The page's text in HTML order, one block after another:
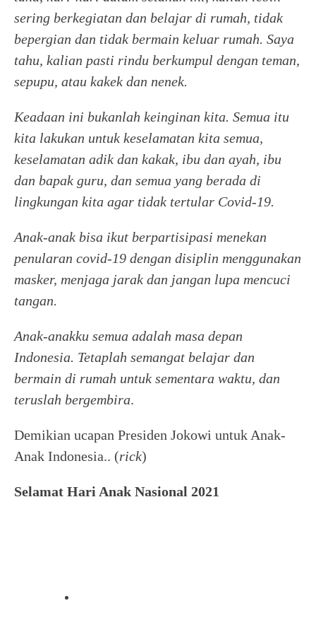
sering berkegiatan dan belajar di rumah, tidak
bepergian dan tidak bermain keluar rumah. Saya
tahu, kalian pasti rindu berkumpul dengan teman,
sepupu, atau kakek dan nenek.
Keadaan ini bukanlah keinginan kita. Semua itu
kita lakukan untuk keselamatan kita semua,
keselamatan adik dan kakak, ibu dan ayah, ibu
dan bapak guru, dan semua yang berada di
lingkungan kita agar tidak tertular Covid-19.
Anak-anak bisa ikut berpartisipasi menekan
penularan covid-19 dengan disiplin menggunakan
masker, menjaga jarak dan jangan lupa mencuci
tangan.
Anak-anakku semua adalah masa depan
Indonesia. Tetaplah semangat belajar dan
bermain di rumah untuk sementara waktu, dan
teruslah bergembira.
Demikian ucapan Presiden Jokowi untuk Anak-
Anak Indonesia.. (rick)
Selamat Hari Anak Nasional 2021